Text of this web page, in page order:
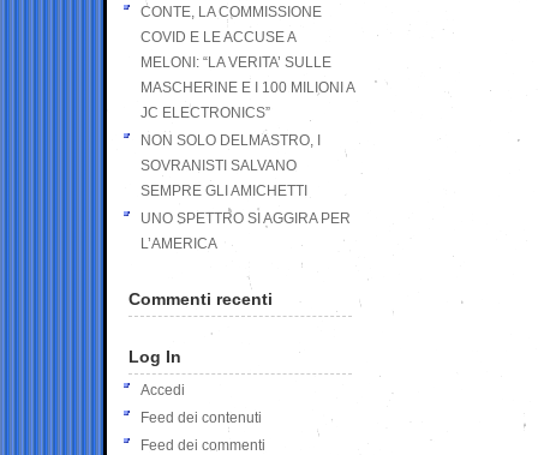
CONTE, LA COMMISSIONE
COVID E LE ACCUSE A
MELONI: “LA VERITA’ SULLE
MASCHERINE E I 100 MILIONI A
JC ELECTRONICS”
NON SOLO DELMASTRO, I
SOVRANISTI SALVANO
SEMPRE GLI AMICHETTI
UNO SPETTRO SI AGGIRA PER
L’AMERICA
Commenti recenti
Log In
Accedi
Feed dei contenuti
Feed dei commenti